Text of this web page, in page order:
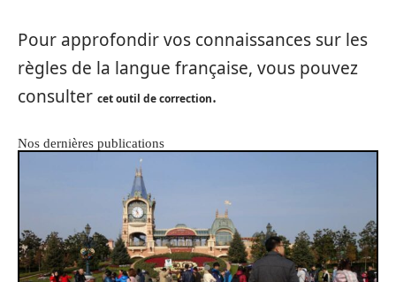
Pour approfondir vos connaissances sur les
règles de la langue française, vous pouvez
consulter cet outil de correction.
Nos dernières publications